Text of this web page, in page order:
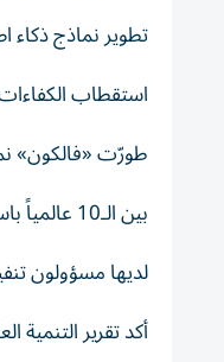
تطوير نماذج
استقطاب
طورّت «فالكون»
بين الـ10 عالمياً باستخدام «تشات جي بي تي»
لديها مسؤولون